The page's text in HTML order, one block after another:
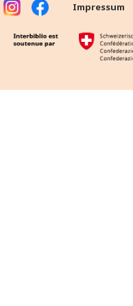
Impressum